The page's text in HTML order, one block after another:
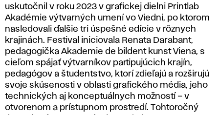
uskutočnil v roku 2023 v grafickej dielni Printlab
Akadémie výtvarných umení vo Viedni, po ktorom
nasledovali ďalšie tri úspešné edície v rôznych
krajinách. Festival iniciovala Renata Darabant,
pedagogička Akademie de bildent kunst Viena, s
cieľom spájať výtvarníkov partipujúcich krajín,
pedagógov a študentstvo, ktorí zdieľajú a rozširujú
svoje skúsenosti v oblasti grafického média, jeho
technických aj konceptuálnych možností – v
otvorenom a prístupnom prostredí. Tohtoročný